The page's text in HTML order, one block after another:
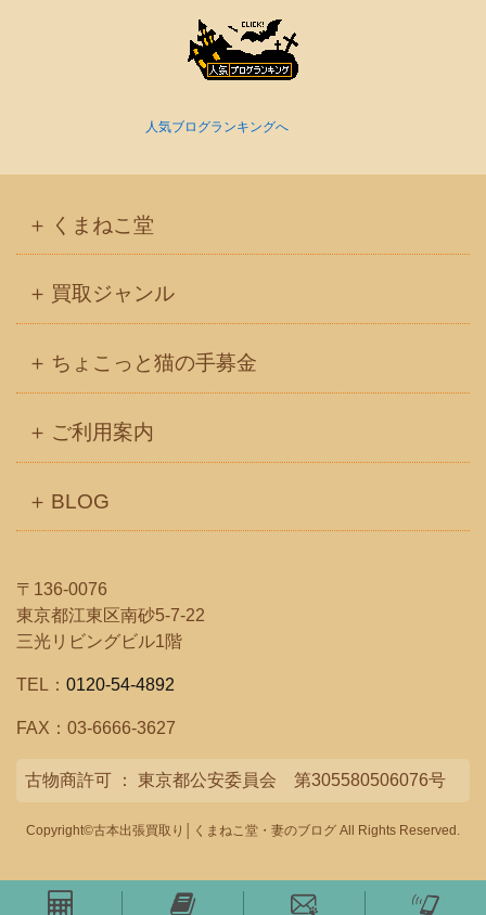
人気ブログランキングへ
くまねこ堂
買取ジャンル
ちょこっと猫の手募金
ご利用案内
BLOG
〒136-0076
東京都江東区南砂5-7-22
三光リビングビル1階
TEL： 0120-54-4892
FAX：03-6666-3627
古物商許可 ： 東京都公安委員会 第305580506076号
Copyright©古本出張買取り│くまねこ堂・妻のブログ All Rights Reserved.